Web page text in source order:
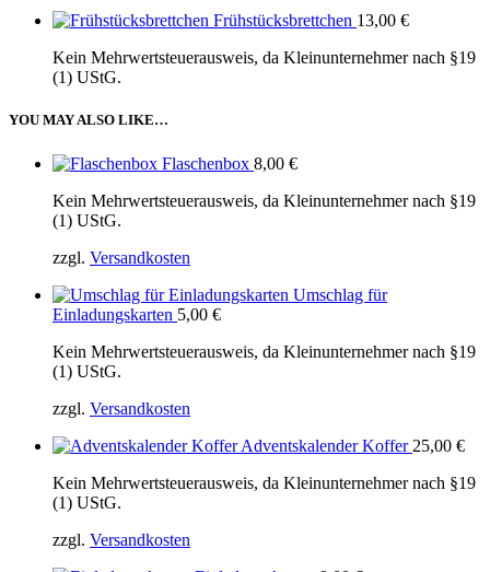
Frühstücksbrettchen 13,00 €
Kein Mehrwertsteuerausweis, da Kleinunternehmer nach §19
(1) UStG.
YOU MAY ALSO LIKE…
Flaschenbox 8,00 €
Kein Mehrwertsteuerausweis, da Kleinunternehmer nach §19
(1) UStG.
zzgl. Versandkosten
Umschlag für
Einladungskarten 5,00 €
Kein Mehrwertsteuerausweis, da Kleinunternehmer nach §19
(1) UStG.
zzgl. Versandkosten
Adventskalender Koffer 25,00 €
Kein Mehrwertsteuerausweis, da Kleinunternehmer nach §19
(1) UStG.
zzgl. Versandkosten